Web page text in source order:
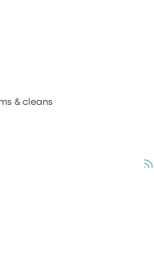
& cleans